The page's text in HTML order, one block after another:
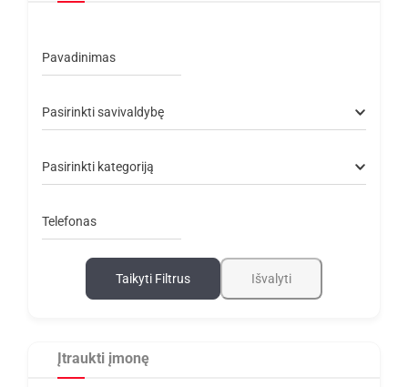
Pavadinimas
Pasirinkti savivaldybę
Pasirinkti kategoriją
Telefonas
Taikyti Filtrus Išvalyti
Įtraukti įmonę